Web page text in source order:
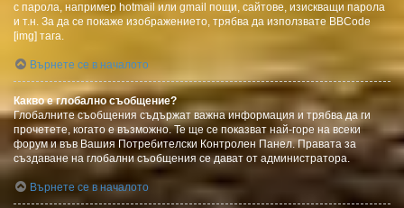
с парола, например hotmail или gmail пощи, сайтове, изискващи парола
и т.н. За да се покаже изображението, трябва да използвате BBCode
[img] тага.
Върнете се в началото
Какво е глобално съобщение?
Глобалните съобщения съдържат важна информация и трябва да ги
прочетете, когато е възможно. Те ще се показват най-горе на всеки
форум и във Вашия Потребителски Контролен Панел. Правата за
създаване на глобални съобщения се дават от администратора.
Върнете се в началото